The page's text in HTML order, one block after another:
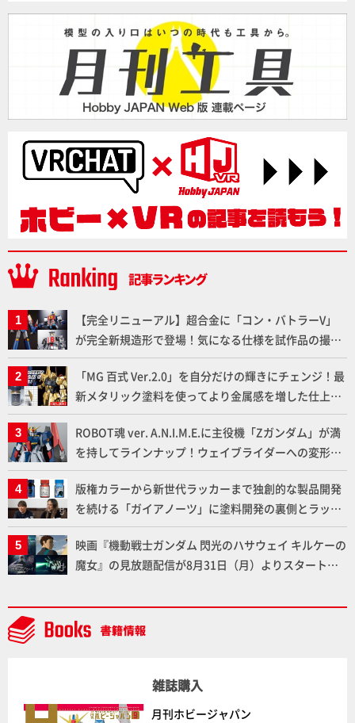
【完全リニューアル】超合金に「コン・バトラーV」
が完全新規造形で登場！気になる仕様を試作品の撮り
下ろしでご紹介!!さらに「大鉄人17」＆「ワンエイ
ト」セット情報もお届け！【超合金の魂】
「MG 百式 Ver.2.0」を自分だけの輝きにチェンジ！最
新メタリック塗料を使ってより金属感を増した仕上が
りに!!【試し読み】
ROBOT魂 ver. A.N.I.M.E.に主役機「Zガンダム」が満
を持してラインナップ！ウェイブライダーへの変形、
劇中どおりのプロポーションを再現【機動戦士Zガン
ダム】
版権カラーから新世代ラッカーまで独創的な製品開発
を続ける「ガイアノーツ」に塗料開発の裏側とラッカ
ー塗料の未来についてインタビュー！
映画『機動戦士ガンダム 閃光のハサウェイ キルケーの
魔女』の見放題配信が8月31日（月）よりスタート！
雑誌購入
月刊ホビージャパン